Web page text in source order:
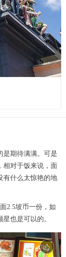
是期待满满。可是
相对于饭来说，面
有什么太惊艳的地
2.5坡币一份，如
也是可以的。